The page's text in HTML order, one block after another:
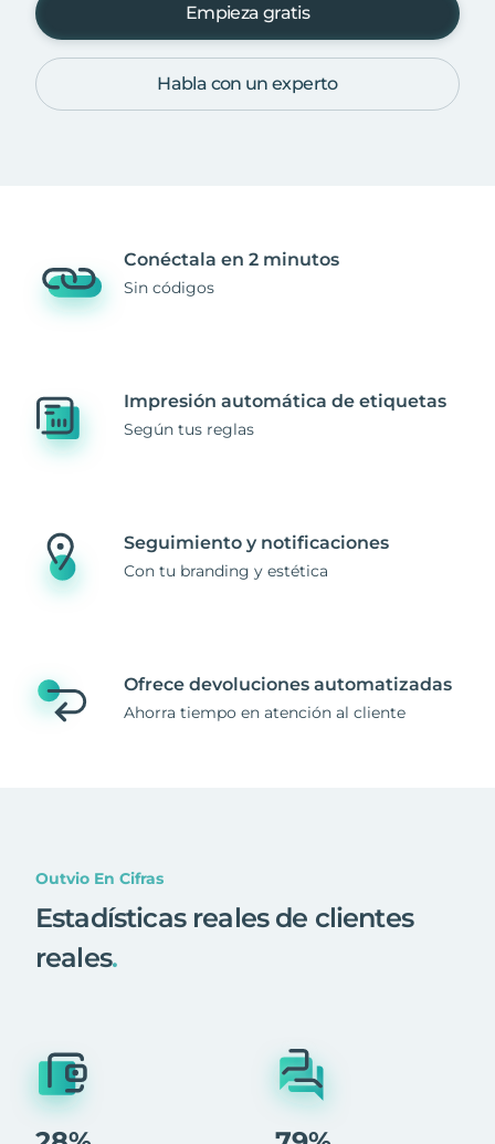
Empieza gratis
Habla con un experto
Conéctala en 2 minutos
Sin códigos
Impresión automática de etiquetas
Según tus reglas
Seguimiento y notificaciones
Con tu branding y estética
Ofrece devoluciones automatizadas
Ahorra tiempo en atención al cliente
Outvio En Cifras
Estadísticas reales de clientes
reales.